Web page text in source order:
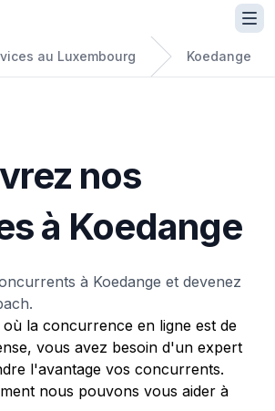
au Luxembourg Koedange
nos
à Koedange
à Koedange et devenez
la concurrence en ligne est de
vous avez besoin d'un expert
l'avantage vos concurrents.
nous pouvons vous aider à